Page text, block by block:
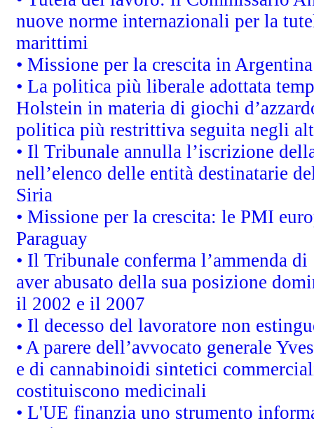
nuove norme internazionali per la
marittimi
• Missione per la crescita in
• La politica più liberale adottata
Holstein in materia di giochi
politica più restrittiva seguita negli
• Il Tribunale annulla l’iscrizione
nell’elenco delle entità destinatarie
Siria
• Missione per la crescita: le PMI
Paraguay
• Il Tribunale conferma l’ammenda
aver abusato della sua posizione
il 2002 e il 2007
• Il decesso del lavoratore non
• A parere dell’avvocato generale
e di cannabinoidi sintetici
costituiscono medicinali
• L'UE finanzia uno strumento